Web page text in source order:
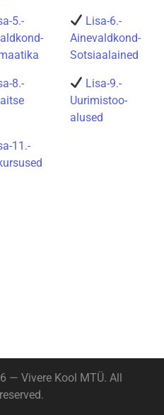
5.-
Lisa-6.-
Ainevaldkond-
Sotsiaalained
8.-
Lisa-9.-
Uurimistoo-
alused
11.-
— Vivere Kool MTÜ. All